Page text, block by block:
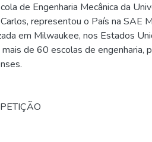
de Engenharia Mecânica da
representou o País na SAE
em Milwaukee, nos Estados
de 60 escolas de engenharia,